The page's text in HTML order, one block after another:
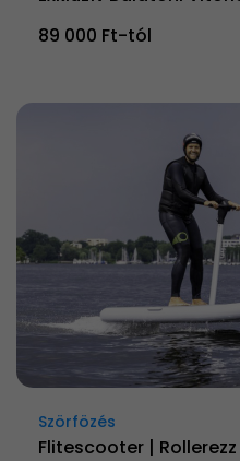
89 000 Ft-tól
Szörfözés
Flitescooter |